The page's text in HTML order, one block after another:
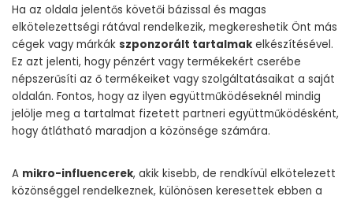
Ha az oldala jelentős követői bázissal és magas
elkötelezettségi rátával rendelkezik, megkereshetik Önt más
cégek vagy márkák szponzorált tartalmak elkészítésével.
Ez azt jelenti, hogy pénzért vagy termékekért cserébe
népszerűsíti az ő termékeiket vagy szolgáltatásaikat a saját
oldalán. Fontos, hogy az ilyen együttműködéseknél mindig
jelölje meg a tartalmat fizetett partneri együttműködésként,
hogy átlátható maradjon a közönsége számára.
A mikro-influencerek, akik kisebb, de rendkívül elkötelezett
közönséggel rendelkeznek, különösen keresettek ebben a